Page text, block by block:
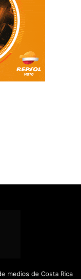
medios de Costa Rica